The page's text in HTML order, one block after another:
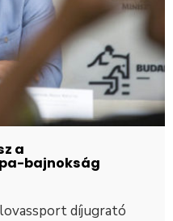
a
bajnokság
díjugrató